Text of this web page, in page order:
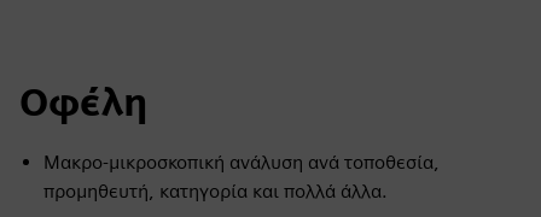
Οφέλη
Μακρο-μικροσκοπική ανάλυση ανά τοποθεσία,
προμηθευτή, κατηγορία και πολλά άλλα.